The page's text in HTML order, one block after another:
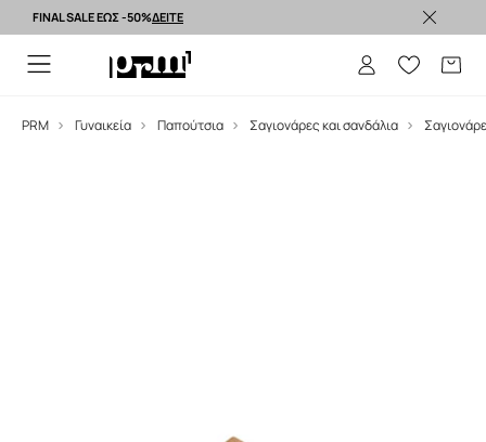
FINAL SALE ΕΩΣ -50%ΔΕΙΤΕ
PRM Γυναικεία Παπούτσια Σαγιονάρες και σανδάλια